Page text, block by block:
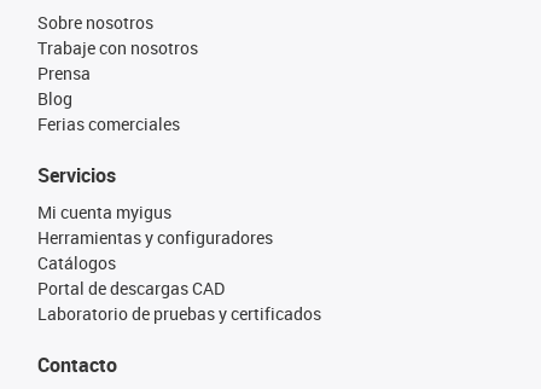
Sobre nosotros
Trabaje con nosotros
Prensa
Blog
Ferias comerciales
Servicios
Mi cuenta myigus
Herramientas y configuradores
Catálogos
Portal de descargas CAD
Laboratorio de pruebas y certificados
Contacto